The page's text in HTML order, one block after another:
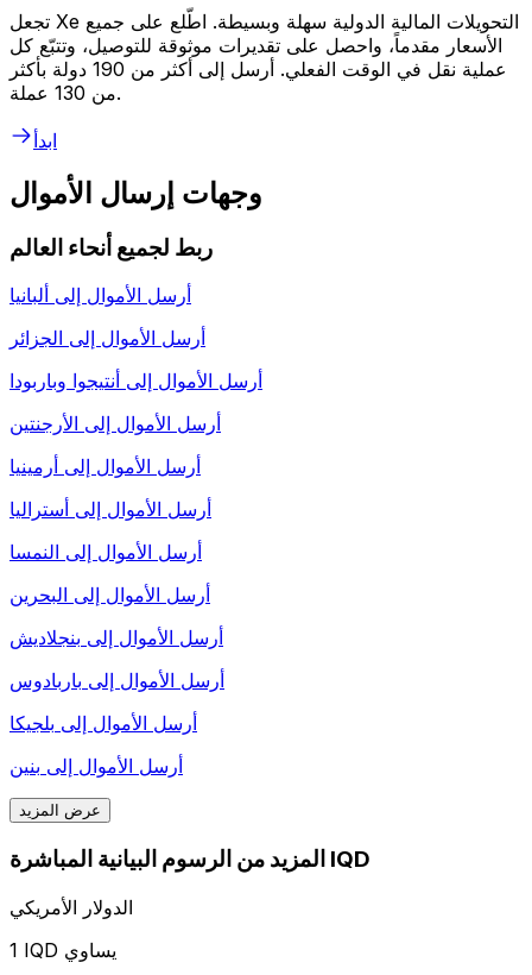
تجعل Xe التحويلات المالية الدولية سهلة وبسيطة. اطّلع على جميع
الأسعار مقدماً، واحصل على تقديرات موثوقة للتوصيل، وتتبّع كل
عملية نقل في الوقت الفعلي. أرسل إلى أكثر من 190 دولة بأكثر
من 130 عملة.
ابدأ
وجهات إرسال الأموال
ربط لجميع أنحاء العالم
أرسل الأموال إلى ألبانيا
أرسل الأموال إلى الجزائر
أرسل الأموال إلى أنتيجوا وباربودا
أرسل الأموال إلى الأرجنتين
أرسل الأموال إلى أرمينيا
أرسل الأموال إلى أستراليا
أرسل الأموال إلى النمسا
أرسل الأموال إلى البحرين
أرسل الأموال إلى بنجلاديش
أرسل الأموال إلى باربادوس
أرسل الأموال إلى بلجيكا
أرسل الأموال إلى بنين
عرض المزيد
المزيد من الرسوم البيانية المباشرة IQD
الدولار الأمريكي
1 IQD يساوي